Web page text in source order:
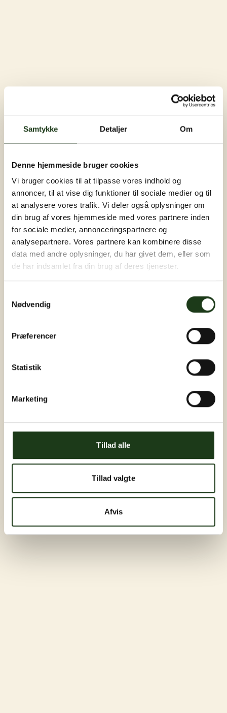
Samtykke Detaljer Om
Denne hjemmeside bruger cookies
Vi bruger cookies til at tilpasse vores indhold og
annoncer, til at vise dig funktioner til sociale medier og til
at analysere vores trafik. Vi deler også oplysninger om
din brug af vores hjemmeside med vores partnere inden
for sociale medier, annonceringspartnere og
analysepartnere. Vores partnere kan kombinere disse
data med andre oplysninger, du har givet dem, eller som
de har indsamlet fra din brug af deres tjenester.
Nødvendig
Præferencer
Statistik
Marketing
Tillad alle
Tillad valgte
Afvis